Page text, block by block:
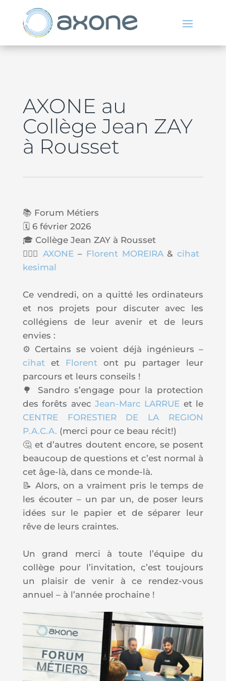
AXONE au
Collège Jean ZAY
à Rousset
📚 Forum Métiers
🗓️ 6 février 2026
🎓 Collège Jean ZAY à Rousset
🙋🏻‍♂️ AXONE – Florent MOREIRA & cihat
kesimal
Ce vendredi, on a quitté les ordinateurs
et nos projets pour discuter avec les
collégiens de leur avenir et de leurs
envies :
⚙️ Certains se voient déjà ingénieurs –
cihat
et Florent
ont pu partager leur
parcours et leurs conseils !
🌳 Sandro s’engage pour la protection
des forêts avec Jean-Marc LARRUE et le
CENTRE FORESTIER DE LA REGION
P.A.C.A. (merci pour ce beau récit!)
🤔 et d’autres doutent encore, se posent
beaucoup de questions et c’est normal à
cet âge-là, dans ce monde-là.
📝 Alors, on a vraiment pris le temps de
les écouter – un par un, de poser leurs
idées sur le papier et de séparer leur
rêve de leurs craintes.
Un grand merci à toute l’équipe du
collège pour l’invitation, c’est toujours
un plaisir de venir à ce rendez-vous
annuel – à l’année prochaine !